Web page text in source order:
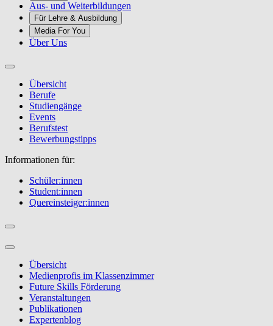
Aus- und Weiterbildungen
Für Lehre & Ausbildung
Media For You
Über Uns
Übersicht
Berufe
Studiengänge
Events
Berufstest
Bewerbungstipps
Informationen für:
Schüler:innen
Student:innen
Quereinsteiger:innen
Übersicht
Medienprofis im Klassenzimmer
Future Skills Förderung
Veranstaltungen
Publikationen
Expertenblog